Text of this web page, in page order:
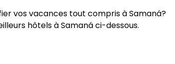
vos vacances tout compris à Samaná?
hôtels à Samaná ci-dessous.